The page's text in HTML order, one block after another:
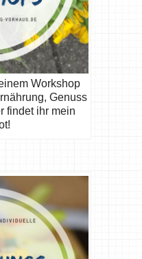
Workshop
Genuss
findet ihr mein